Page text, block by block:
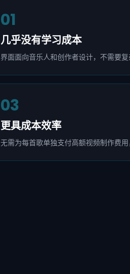
01
几乎没有学习成本
界面面向音乐人和创作者设计，不需要复
03
更具成本效率
无需为每首歌单独支付高额视频制作费用